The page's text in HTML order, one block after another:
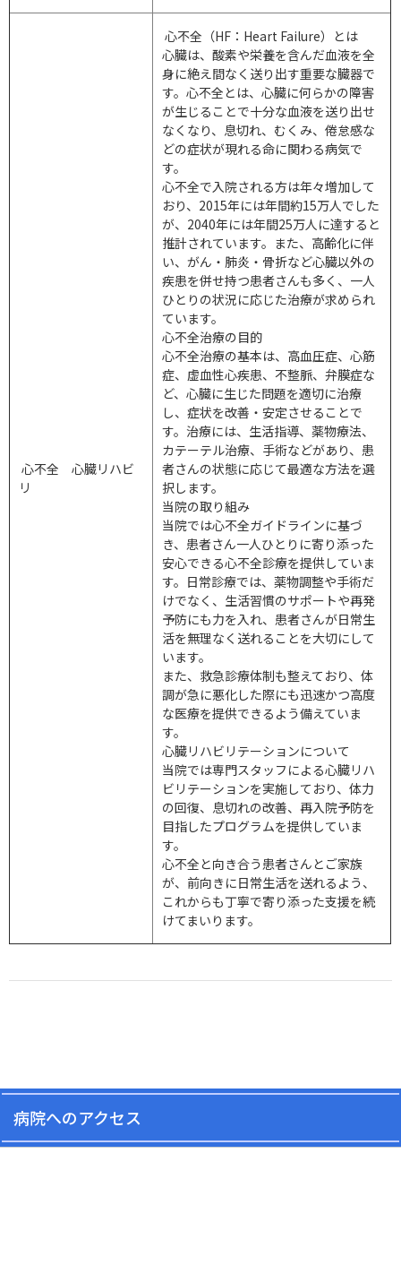
心不全 心臓リハビ
リ
心不全（HF：Heart Failure）とは
心臓は、酸素や栄養を含んだ血液を全
身に絶え間なく送り出す重要な臓器で
す。心不全とは、心臓に何らかの障害
が生じることで十分な血液を送り出せ
なくなり、息切れ、むくみ、倦怠感な
どの症状が現れる命に関わる病気で
す。
心不全で入院される方は年々増加して
おり、2015年には年間約15万人でした
が、2040年には年間25万人に達すると
推計されています。また、高齢化に伴
い、がん・肺炎・骨折など心臓以外の
疾患を併せ持つ患者さんも多く、一人
ひとりの状況に応じた治療が求められ
ています。
心不全治療の目的
心不全治療の基本は、高血圧症、心筋
症、虚血性心疾患、不整脈、弁膜症な
ど、心臓に生じた問題を適切に治療
し、症状を改善・安定させることで
す。治療には、生活指導、薬物療法、
カテーテル治療、手術などがあり、患
者さんの状態に応じて最適な方法を選
択します。
当院の取り組み
当院では心不全ガイドラインに基づ
き、患者さん一人ひとりに寄り添った
安心できる心不全診療を提供していま
す。日常診療では、薬物調整や手術だ
けでなく、生活習慣のサポートや再発
予防にも力を入れ、患者さんが日常生
活を無理なく送れることを大切にして
います。
また、救急診療体制も整えており、体
調が急に悪化した際にも迅速かつ高度
な医療を提供できるよう備えていま
す。
心臓リハビリテーションについて
当院では専門スタッフによる心臓リハ
ビリテーションを実施しており、体力
の回復、息切れの改善、再入院予防を
目指したプログラムを提供していま
す。
心不全と向き合う患者さんとご家族
が、前向きに日常生活を送れるよう、
これからも丁寧で寄り添った支援を続
けてまいります。
病院へのアクセス